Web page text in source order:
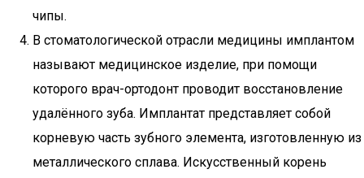
чипы.
В стоматологической отрасли медицины имплантом
называют медицинское изделие, при помощи
которого врач-ортодонт проводит восстановление
удалённого зуба. Имплантат представляет собой
корневую часть зубного элемента, изготовленную из
металлического сплава. Искусственный корень